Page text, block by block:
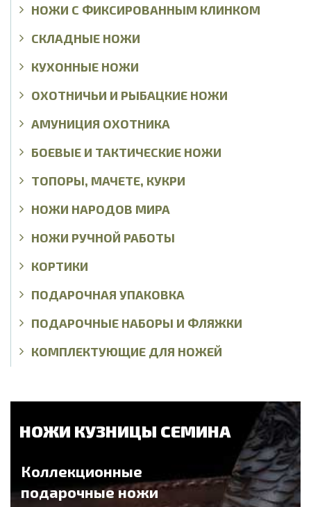
НОЖИ С ФИКСИРОВАННЫМ КЛИНКОМ
СКЛАДНЫЕ НОЖИ
КУХОННЫЕ НОЖИ
ОХОТНИЧЬИ И РЫБАЦКИЕ НОЖИ
АМУНИЦИЯ ОХОТНИКА
БОЕВЫЕ И ТАКТИЧЕСКИЕ НОЖИ
ТОПОРЫ, МАЧЕТЕ, КУКРИ
НОЖИ НАРОДОВ МИРА
НОЖИ РУЧНОЙ РАБОТЫ
КОРТИКИ
ПОДАРОЧНАЯ УПАКОВКА
ПОДАРОЧНЫЕ НАБОРЫ И ФЛЯЖКИ
КОМПЛЕКТУЮЩИЕ ДЛЯ НОЖЕЙ
НОЖИ КУЗНИЦЫ СЕМИНА
Коллекционные
подарочные ножи